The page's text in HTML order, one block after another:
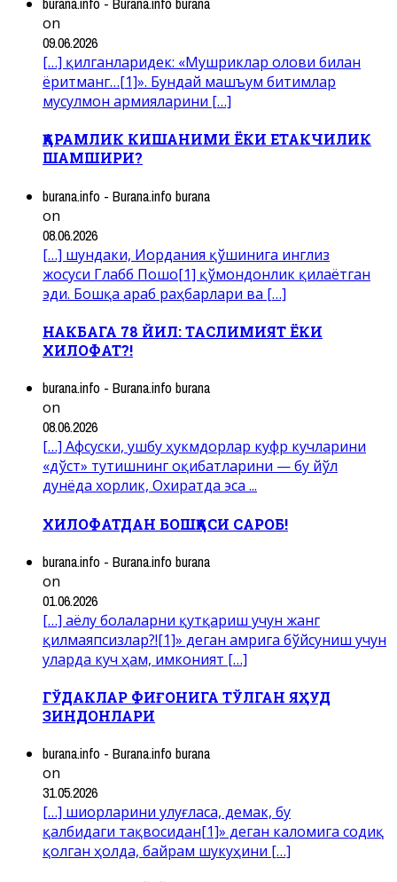
on
09.06.2026
[…] қилганларидек: «Мушриклар олови билан
ёритманг…[1]». Бундай машъум битимлар
мусулмон армияларини […]
ҚАРАМЛИК КИШАНИМИ ЁКИ ЕТАКЧИЛИК
ШАМШИРИ?
burana.info - Burana.info burana
on
08.06.2026
[…] шундаки, Иордания қўшинига инглиз
жосуси Глабб Пошо[1] қўмондонлик қилаётган
эди. Бошқа араб раҳбарлари ва […]
НАКБАГА 78 ЙИЛ: ТАСЛИМИЯТ ЁКИ
ХИЛОФАТ?!
burana.info - Burana.info burana
on
08.06.2026
[…] Афсуски, ушбу ҳукмдорлар куфр кучларини
«дўст» тутишнинг оқибатларини — бу йўл
дунёда хорлик, Охиратда эса ...
ХИЛОФАТДАН БОШҚАСИ САРОБ!
burana.info - Burana.info burana
on
01.06.2026
[…] аёлу болаларни қутқариш учун жанг
қилмаяпсизлар?![1]» деган амрига бўйсуниш учун
уларда куч ҳам, имконият […]
ГЎДАКЛАР ФИҒОНИГА ТЎЛГАН ЯҲУД
ЗИНДОНЛАРИ
burana.info - Burana.info burana
on
31.05.2026
[…] шиорларини улуғласа, демак, бу
қалбидаги тақвосидан[1]» деган каломига содиқ
қолган ҳолда, байрам шукуҳини […]